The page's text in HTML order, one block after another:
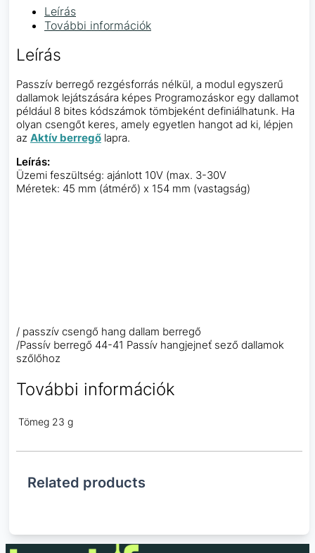
Leírás
További információk
Leírás
Passzív berregő rezgésforrás nélkül, a modul egyszerű
dallamok lejátszására képes Programozáskor egy dallamot
például 8 bites kódszámok tömbjeként definiálhatunk. Ha
olyan csengőt keres, amely egyetlen hangot ad ki, lépjen
az Aktív berregő lapra.
Leírás:
Üzemi feszültség: ajánlott 10V (max. 3-30V
Méretek: 45 mm (átmérő) x 154 mm (vastagság)
/ passzív csengő hang dallam berregő
/Passív berregő 44-41 Passív hangjejneť sező dallamok
szőlőhoz
További információk
Tömeg 23 g
Related products